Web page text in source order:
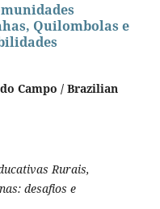
Quilombolas e
Campo / Brazilian
Rurais,
desafios e